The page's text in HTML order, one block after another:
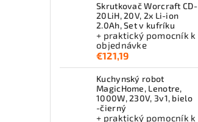
Skrutkovač Worcraft CD-
20LiH, 20V, 2x Li-ion
2.0Ah, Set v kufríku
+ praktický pomocník k
objednávke
€121,19
Kuchynský robot
MagicHome, Lenotre,
1000W, 230V, 3v1, bielo
-čierný
+ praktický pomocník k